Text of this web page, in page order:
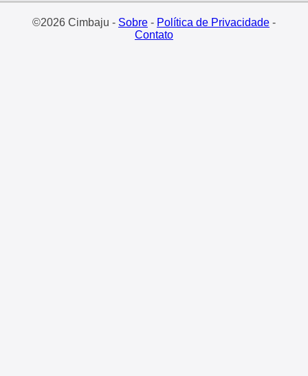
©2026 Cimbaju - Sobre- Política de Privacidade-
Contato